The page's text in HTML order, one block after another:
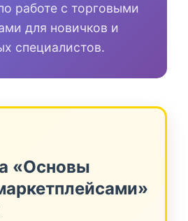
работе с торговыми
для новичков и
специалистов.
«Основы